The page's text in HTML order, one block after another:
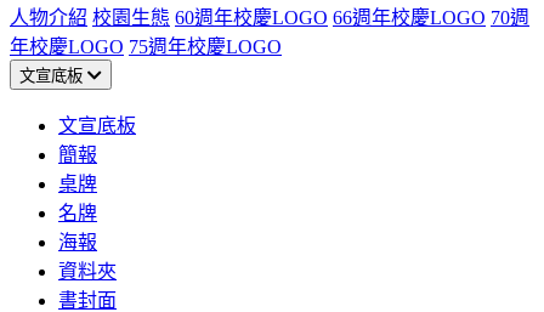
人物介紹 校園生態 60週年校慶LOGO 66週年校慶LOGO 70週
年校慶LOGO 75週年校慶LOGO
文宣底板
文宣底板
簡報
桌牌
名牌
海報
資料夾
書封面